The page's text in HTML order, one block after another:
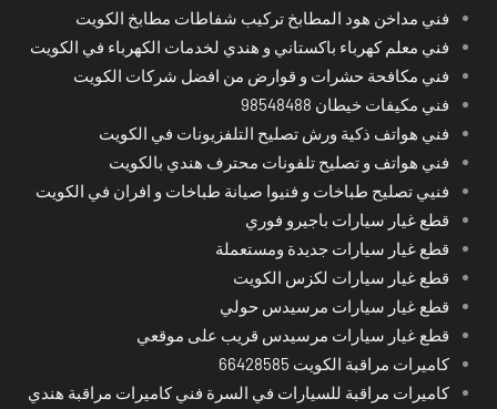
فني مداخن هود المطابخ تركيب شفاطات مطابخ الكويت
فني معلم كهرباء باكستاني و هندي لخدمات الكهرباء في الكويت
فني مكافحة حشرات و قوارض من افضل شركات الكويت
فني مكيفات خيطان 98548488
فني هواتف ذكية ورش تصليح التلفزيونات في الكويت
فني هواتف و تصليح تلفونات محترف هندي بالكويت
فنيي تصليح طباخات و فنيوا صيانة طباخات و افران في الكويت
قطع غيار سيارات باجيرو فوري
قطع غيار سيارات جديدة ومستعملة
قطع غيار سيارات لكزس الكويت
قطع غيار سيارات مرسيدس حولي
قطع غيار سيارات مرسيدس قريب على موقعي
كاميرات مراقبة الكويت 66428585
كاميرات مراقبة للسيارات في السرة فني كاميرات مراقبة هندي